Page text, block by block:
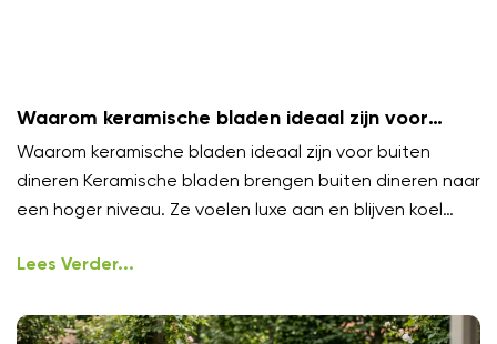
Waarom keramische bladen ideaal zijn voor
buiten dineren
Waarom keramische bladen ideaal zijn voor buiten
dineren Keramische bladen brengen buiten dineren naar
een hoger niveau. Ze voelen luxe aan en blijven koel
Lees Verder...